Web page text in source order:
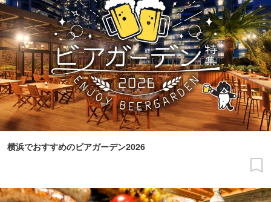
横浜でおすすめのビアガーデン2026